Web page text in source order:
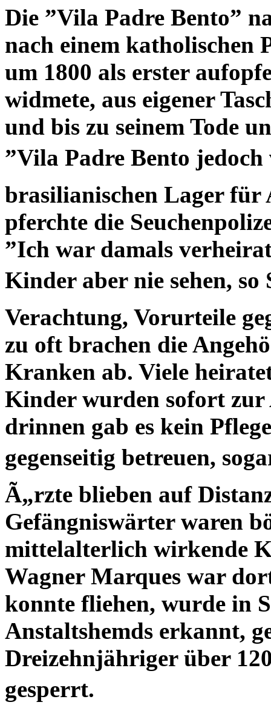
Die ”Vila Padre Bento”
nach einem katholischen
um 1800 als erster
widmete, aus eigener
und bis zu seinem Tode
”Vila Padre Bento
brasilianischen Lager für
pferchte die
”Ich war damals
Kinder aber nie sehen,
Verachtung, Vorurteile
zu oft brachen die
Kranken ab. Viele
Kinder wurden sofort zur
drinnen gab es kein
gegenseitig betreuen,
Ã„rzte blieben auf
Gefängniswärter waren
mittelalterlich wirkende
Wagner Marques war
konnte fliehen, wurde in
Anstaltshemds erkannt,
Dreizehnjähriger über
gesperrt.